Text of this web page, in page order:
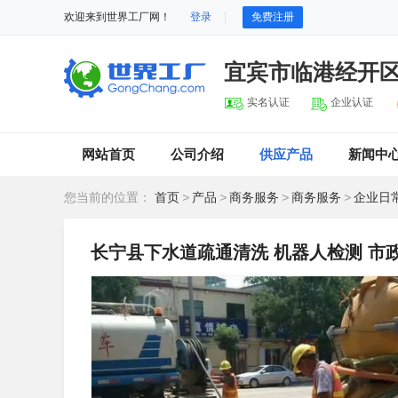
欢迎来到世界工厂网！ 登录 免费注册
宜宾市临港经开
实名认证 企业认证
网站首页 公司介绍 供应产品 新闻中
您当前的位置： 首页 > 产品 >商务服务 >商务服务 >企业日
长宁县下水道疏通清洗 机器人检测 市